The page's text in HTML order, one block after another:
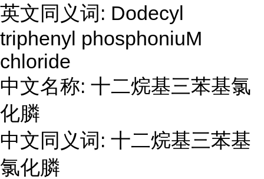
英文同义词: Dodecyl
triphenyl phosphoniuM
chloride
中文名称: 十二烷基三苯基氯
化膦
中文同义词: 十二烷基三苯基
氯化膦